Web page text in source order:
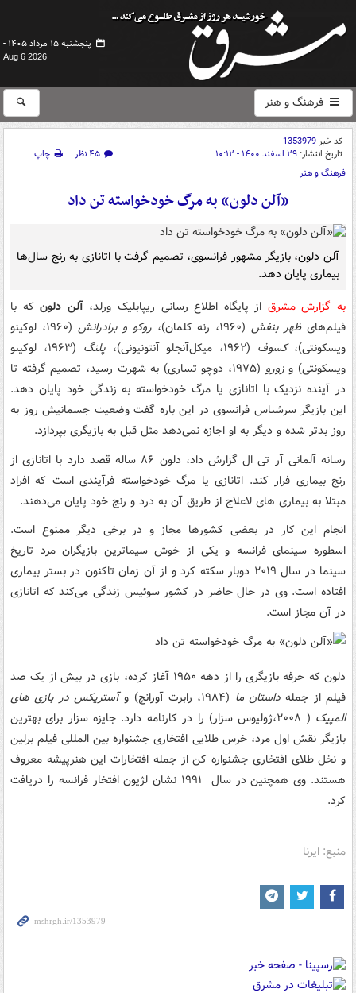
پنجشنبه ۱۵ مرداد ۱۴۰۵ -
Aug 6 2026
فرهنگ و هنر
کد خبر1353979
تاریخ انتشار: ۲۹ اسفند ۱۴۰۰ - ۱۰:۱۲ ۴۵ نظر
چاپ
فرهنگ و هنر
«آلن دلون» به مرگ خودخواسته تن داد
آلن دلون، بازیگر مشهور فرانسوی، تصمیم گرفت با اتانازی به رنج سال‌ها
بیماری پایان دهد.
به گزارش مشرق از پایگاه اطلاع رسانی ریپابلیک ورلد،آلن دلون که با
فیلم‌هایظهر بنفش(۱۹۶۰، رنه کلمان)، روکو و برادرانش
(۱۹۶۰، لوکینو
ویسکونتی)،کسوف (۱۹۶۲، میکل‌آنجلو آنتونیونی)، پلنگ
(۱۹۶۳، لوکینو
ویسکونتی) وزورو
(۱۹۷۵، دوچو تساری) به شهرت رسید، تصمیم گرفته تا
در آینده نزدیک با اتانازی یا مرگ خودخواسته به زندگی خود پایان دهد.
این بازیگر سرشناس فرانسوی در این باره گفت وضعیت جسمانیش روز به
روز بدتر شده و دیگر به او اجازه نمی‌دهد مثل قبل به بازیگری بپردازد.
رسانه آلمانی آر تی ال گزارش داد، دلون ۸۶ ساله قصد دارد با اتانازی از
رنج بیماری فرار کند. اتانازی یا مرگ خودخواسته فرآیندی است که افراد
مبتلا به بیماری های لاعلاج از طریق آن به درد و رنج خود پایان می‌دهند.
انجام این کار در بعضی کشورها مجاز و در برخی دیگر ممنوع است.
اسطوره سینمای فرانسه و یکی از خوش سیماترین بازیگران مرد تاریخ
سینما در سال ۲۰۱۹ دوبار سکته کرد و از آن زمان تاکنون در بستر بیماری
افتاده است. وی در حال حاضر در کشور سوئیس زندگی می‌کند که اتانازی
در آن مجاز است.
دلون که حرفه بازیگری را از دهه ۱۹۵۰ آغاز کرده، بازی در بیش از یک صد
فیلم از جملهداستان ما (۱۹۸۴، رابرت آورانچ) و
آستریکس در بازی های
المپیک
( ۲۰۰۸،ژولیوس سزار) را در کارنامه دارد. جایزه سزار برای بهترین
بازیگر نقش اول مرد، خرس طلایی افتخاری جشنواره بین المللی فیلم برلین
و نخل طلای افتخاری جشنواره کن از جمله افتخارات این هنرپیشه معروف
هستند. وی همچنین در سال ۱۹۹۱ نشان لژیون افتخار فرانسه را دریافت
کرد.
منبع: ایرنا